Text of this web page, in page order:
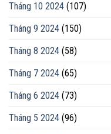
Tháng 10 2024 (107)
Tháng 9 2024 (150)
Tháng 8 2024 (58)
Tháng 7 2024 (65)
Tháng 6 2024 (73)
Tháng 5 2024 (96)